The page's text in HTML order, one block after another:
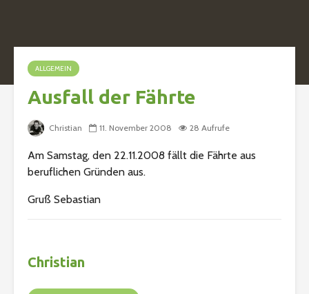
ALLGEMEIN
Ausfall der Fährte
Christian 11. November 2008 28 Aufrufe
Am Samstag, den 22.11.2008 fällt die Fährte aus
beruflichen Gründen aus.
Gruß Sebastian
Christian